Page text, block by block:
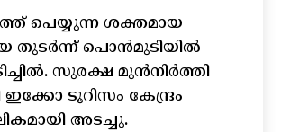
പെയ്യുന്ന ശക്തമായ
തുടർന്ന് പൊൻമുടിയില്‍
സുരക്ഷ മുൻനിർത്തി
ടൂറിസം കേന്ദ്രം
അടച്ചു.